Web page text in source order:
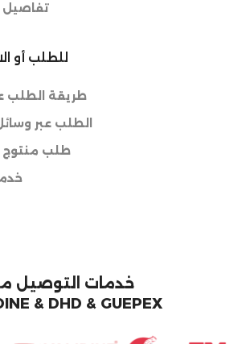
تفاصيل
للطلب أو
طريقة الطلب
الطلب عبر
طلب منتوج
خدمات التوصيل
& DHD & GUEPEX